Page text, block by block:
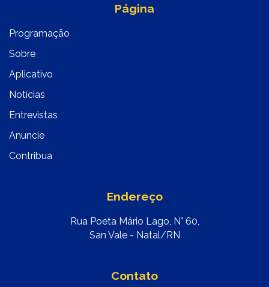
Página
Programação
Sobre
Aplicativo
Notícias
Entrevistas
Anuncie
Contribua
Endereço
Rua Poeta Mário Lago, N° 60,
San Vale - Natal/RN
Contato